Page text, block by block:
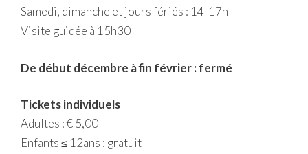
Samedi, dimanche et jours fériés : 14-17h
Visite guidée à 15h30
De début décembre à fin février : fermé
Tickets individuels
Adultes : € 5,00
Enfants ≤ 12ans : gratuit